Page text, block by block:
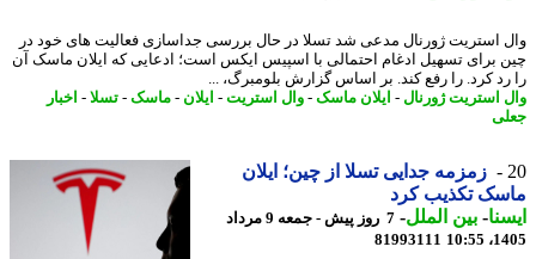
استریت ژورنال مدعی شد تسلا در حال بررسی جداسازی فعالیت های خود در
برای تسهیل ادغام احتمالی با اسپیس ایکس است؛ ادعایی که ایلان ماسک آن
کرد. را رفع کند. بر اساس گزارش بلومبرگ، ...
استریت ژورنال-ایلان ماسک-وال استریت-ایلان -ماسک-تسلا -اخبار
زمزمه جدایی تسلا از چین؛ ایلان
تکذیب کرد
-بین الملل-
7 روز پیش - جمعه 9 مرداد
81993111